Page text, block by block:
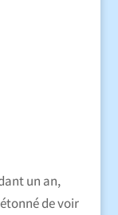
un an,
de voir